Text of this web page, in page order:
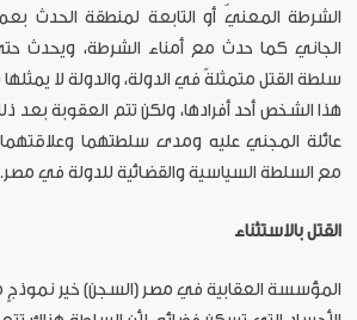
الشرطة المعنيّ أو التابعة لمنطقة الحدث
الجاني كما حدث مع أمناء الشرطة، ويحدث
سلطة القتل متمثلةً في الدولة، والدولة لا
هذا الشخص أحد أفرادها، ولكن تتم العقوبة بعد
عائلة المجني عليه ومدى سلطتهما وعلاقتهما
مع السلطة السياسية والقضائية للدولة في مصر.
القتل بالاستثناء
المؤسسة العقابية في مصر (السجن) خير